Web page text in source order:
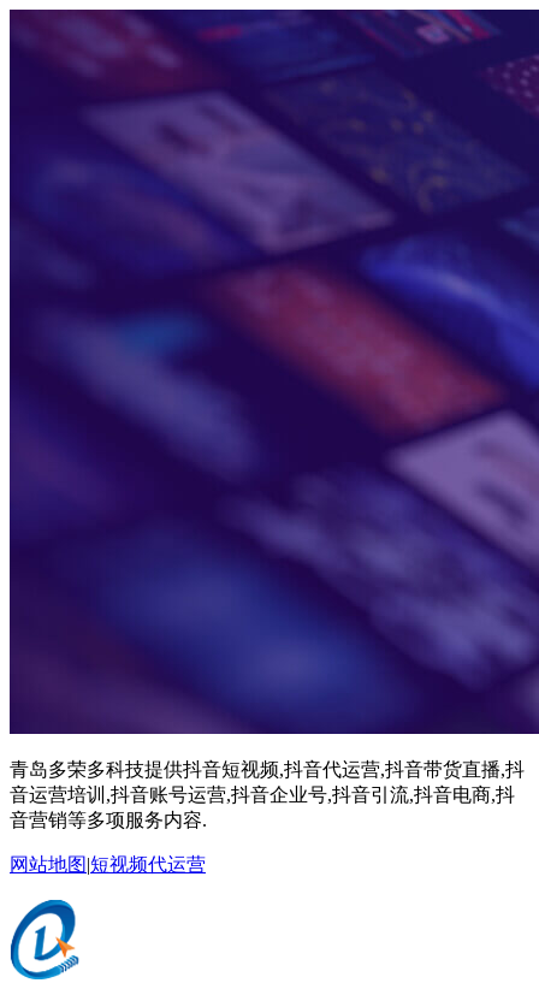
青岛多荣多科技提供抖音短视频,抖音代运营,抖音带货直播,抖
音运营培训,抖音账号运营,抖音企业号,抖音引流,抖音电商,抖
音营销等多项服务内容.
网站地图|短视频代运营